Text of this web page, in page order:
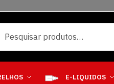
E-LIQUIDOS